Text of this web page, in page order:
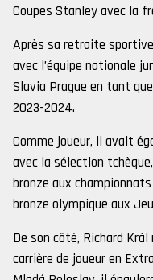
Coupes Stanley avec la
Après sa retraite
avec l’équipe nationale
Slavia Prague en tant
2023-2024.
Comme joueur, il avait
avec la sélection
bronze aux
bronze olympique aux
De son côté, Richard
carrière de joueur en